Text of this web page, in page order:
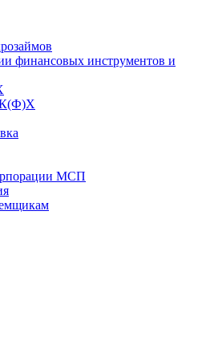
финансовых инструментов и
К(Ф)Х
МСП